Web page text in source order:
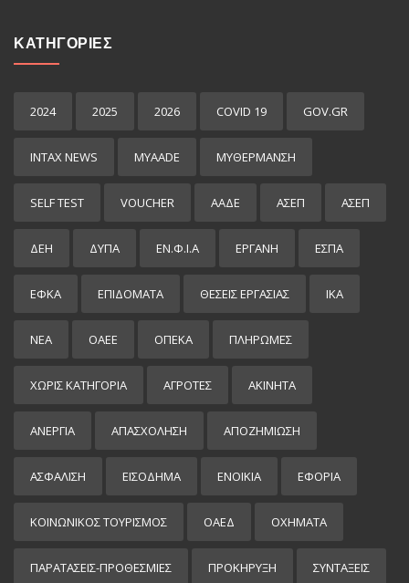
ΚΑΤΗΓΟΡΙΕΣ
2024 2025 2026 COVID 19 GOV.GR
INTAX NEWS MYAADE MYΘΈΡΜΑΝΣΗ
SELF TEST VOUCHER ΑΑΔΕ ΑΣΕΠ ΑΣΕΠ
ΔΕΗ ΔΥΠΑ ΕΝ.Φ.Ι.Α ΕΡΓΑΝΗ ΕΣΠΑ
ΕΦΚΑ ΕΠΙΔΌΜΑΤΑ ΘΕΣΕΙΣ ΕΡΓΑΣΙΑΣ ΙΚΑ
ΝΕΑ ΟΑΕΕ ΟΠΕΚΑ ΠΛΗΡΩΜΕΣ
ΧΩΡΊΣ ΚΑΤΗΓΟΡΊΑ ΑΓΡΟΤΕΣ ΑΚΙΝΗΤΑ
ΑΝΕΡΓΙΑ ΑΠΑΣΧΟΛΗΣΗ ΑΠΟΖΗΜΙΩΣΗ
ΑΣΦΑΛΙΣΗ ΕΙΣΌΔΗΜΑ ΕΝΟΙΚΙΑ ΕΦΟΡΙΑ
ΚΟΙΝΩΝΙΚΟΣ ΤΟΥΡΙΣΜΟΣ ΟΑΕΔ ΟΧΗΜΑΤΑ
ΠΑΡΑΤΑΣΕΙΣ-ΠΡΟΘΕΣΜΙΕΣ ΠΡΟΚΉΡΥΞΗ ΣΥΝΤΑΞΕΙΣ